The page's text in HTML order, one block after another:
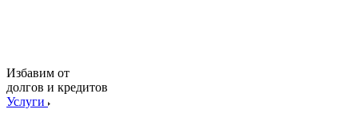
Избавим от
долгов и кредитов
Услуги